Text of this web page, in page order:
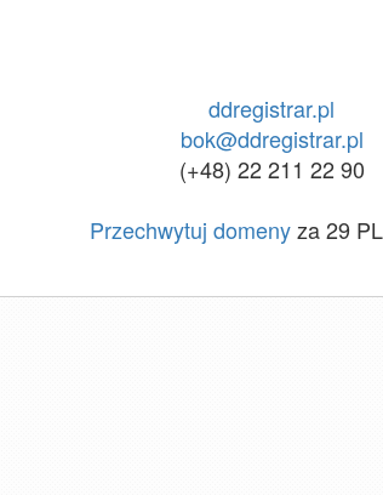
ddregistrar.pl
bok@ddregistrar.pl
(+48) 22 211 22 90
Przechwytuj domenyza 29